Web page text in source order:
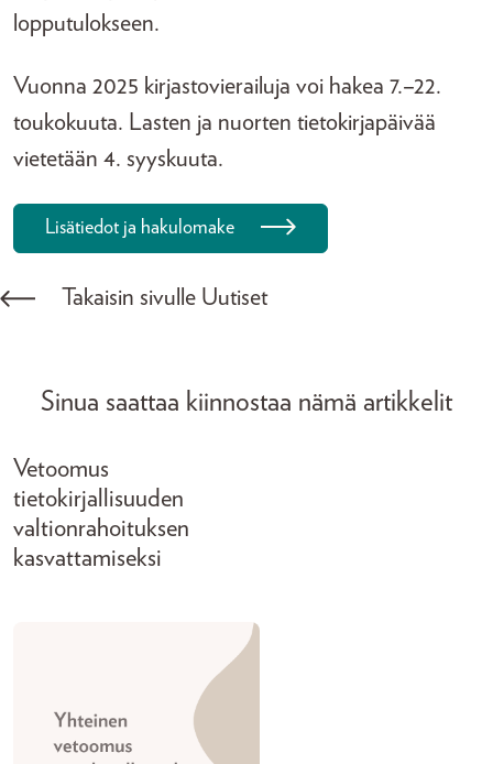
lopputulokseen.
Vuonna 2025 kirjastovierailuja voi hakea 7.–22.
toukokuuta. Lasten ja nuorten tietokirjapäivää
vietetään 4. syyskuuta.
Lisätiedot ja hakulomake
Takaisin sivulle Uutiset
Sinua saattaa kiinnostaa nämä artikkelit
Vetoomus
tietokirjallisuuden
valtionrahoituksen
kasvattamiseksi